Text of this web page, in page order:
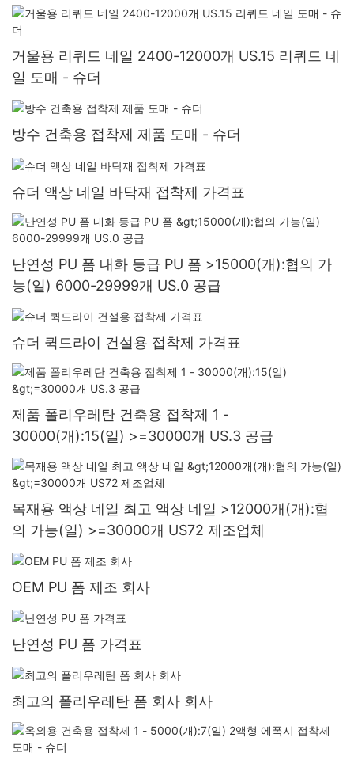
거울용 리퀴드 네일 2400-12000개 US.15 리퀴드 네
일 도매 - 슈더
방수 건축용 접착제 제품 도매 - 슈더
슈더 액상 네일 바닥재 접착제 가격표
난연성 PU 폼 내화 등급 PU 폼 >15000(개):협의 가
능(일) 6000-29999개 US.0 공급
슈더 퀵드라이 건설용 접착제 가격표
제품 폴리우레탄 건축용 접착제 1 -
30000(개):15(일) >=30000개 US.3 공급
목재용 액상 네일 최고 액상 네일 >12000개(개):협
의 가능(일) >=30000개 US72 제조업체
OEM PU 폼 제조 회사
난연성 PU 폼 가격표
최고의 폴리우레탄 폼 회사 회사